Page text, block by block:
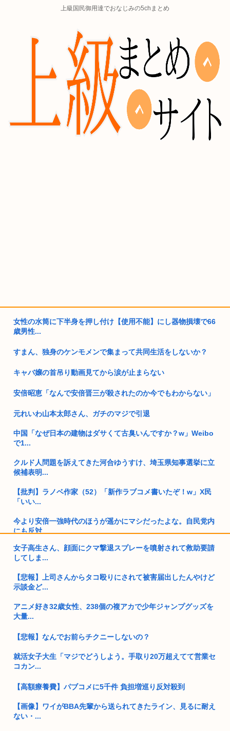
上級国民御用達でおなじみの5chまとめ
女性の水筒に下半身を押し付け【使用不能】にし器物損壊で66
歳男性...
すまん、独身のケンモメンで集まって共同生活をしないか？
キャバ嬢の首吊り動画見てから涙が止まらない
安倍昭恵「なんで安倍晋三が殺されたのか今でもわからない」
元れいわ山本太郎さん、ガチのマジで引退
中国「なぜ日本の建物はダサくて古臭いんですか？w」Weibo
で1...
クルド人問題を訴えてきた河合ゆうすけ、埼玉県知事選挙に立
候補表明...
【批判】ラノベ作家（52）「新作ラブコメ書いたぞ！w」X民
「いい...
今より安倍一強時代のほうが遥かにマシだったよな。自民党内
にも反対...
女さんビッパーきてくれお話したい❗❗❗❗❗❗❗❗❗❗
年内高市...
童貞大学生ワイ、バイト先のJDに飲みに誘われる！！！
熊本大震災震度7 （死者数38人）
職場のババアが熊本に寄せ書き書こうとか言い出した
緊縮財政論者として知られる大物財務官僚、高市早苗の逆鱗に
触れ左遷
開成→東大法学部トップのエース官僚もサナ(神戸大)には勝て
なかっ...
就職氷河期世代が救われる方法
女子高生さん、顔面にクマ撃退スプレーを噴射されて救助要請
してしま...
【悲報】上司さんからタコ殴りにされて被害届出したんやけど
示談金ど...
アニメ好き32歳女性、238個の複アカで少年ジャンプグッズを
大量...
【悲報】なんでお前らチクニーしないの？
就活女子大生「マジでどうしよう。手取り20万超えてて営業セ
コカン...
【高額療養費】パブコメに5千件 負担増巡り反対殺到
【画像】ワイがBBA先輩から送られてきたライン、見るに耐え
ない・...